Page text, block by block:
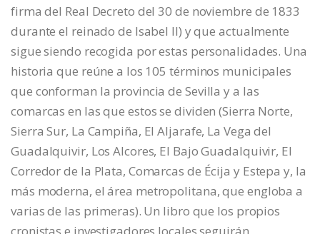
firma del Real Decreto del 30 de noviembre de 1833
durante el reinado de Isabel II) y que actualmente
sigue siendo recogida por estas personalidades. Una
historia que reúne a los 105 términos municipales
que conforman la provincia de Sevilla y a las
comarcas en las que estos se dividen (Sierra Norte,
Sierra Sur, La Campiña, El Aljarafe, La Vega del
Guadalquivir, Los Alcores, El Bajo Guadalquivir, El
Corredor de la Plata, Comarcas de Écija y Estepa y, la
más moderna, el área metropolitana, que engloba a
varias de las primeras). Un libro que los propios
cronistas e investigadores locales seguirán